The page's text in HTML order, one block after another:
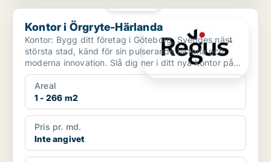
Kontor i Örgryte-Härlanda
Kontor i Örgryte-Härlanda
Kontor: Bygg ditt företag i Göteborg, Sveriges näst
största stad, känd för sin pulserande historia och
moderna innovation. Slå dig ner i ditt nya kontor på
G...
Areal
1 - 266 m2
Pris pr. md.
Inte angivet